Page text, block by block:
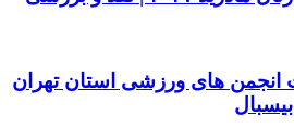
انجمن های ورزشی استان تهران
بیسبال